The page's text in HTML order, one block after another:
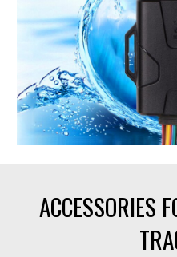
ACCESSORIES